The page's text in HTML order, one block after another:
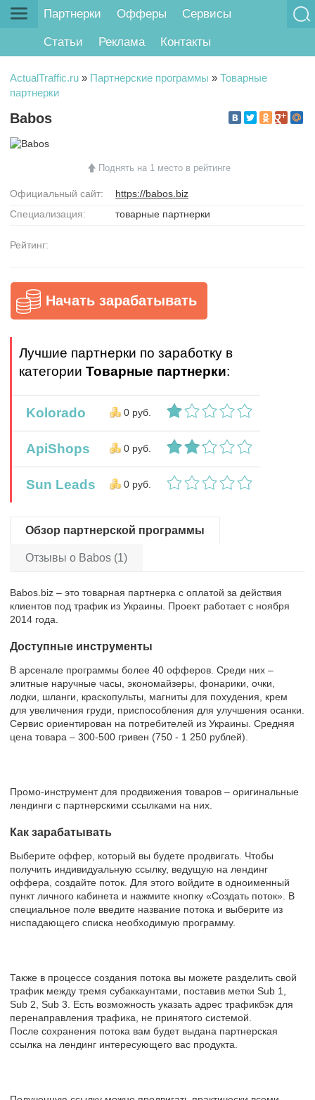
Партнерки Офферы Сервисы
Статьи Реклама Контакты
ActualTraffic.ru » Партнерские программы » Товарные
партнерки
Babos
Поднять на 1 место в рейтинге
Официальный сайт:
https://babos.biz
Специализация:
товарные партнерки
Рейтинг:
Начать зарабатывать
Лучшие партнерки по заработку в
категории Товарные партнерки:
Kolorado 0 руб.
ApiShops 0 руб.
Sun Leads 0 руб.
Обзор партнерской программы
Отзывы о Babos (1)
Babos.biz – это товарная партнерка с оплатой за действия
клиентов под трафик из Украины. Проект работает с ноября
2014 года.
Доступные инструменты
В арсенале программы более 40 офферов. Среди них –
элитные наручные часы, экономайзеры, фонарики, очки,
лодки, шланги, краскопульты, магниты для похудения, крем
для увеличения груди, приспособления для улучшения осанки.
Сервис ориентирован на потребителей из Украины. Средняя
цена товара – 300-500 гривен (750 - 1 250 рублей).
Промо-инструмент для продвижения товаров – оригинальные
лендинги с партнерскими ссылками на них.
Как зарабатывать
Выберите оффер, который вы будете продвигать. Чтобы
получить индивидуальную ссылку, ведущую на лендинг
оффера, создайте поток. Для этого войдите в одноименный
пункт личного кабинета и нажмите кнопку «Создать поток». В
специальное поле введите название потока и выберите из
ниспадающего списка необходимую программу.
Также в процессе создания потока вы можете разделить свой
трафик между тремя субаккаунтами, поставив метки Sub 1,
Sub 2, Sub 3. Есть возможность указать адрес трафикбэк для
перенаправления трафика, не принятого системой.
После сохранения потока вам будет выдана партнерская
ссылка на лендинг интересующего вас продукта.